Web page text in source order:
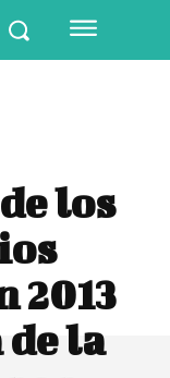
los
2013
la